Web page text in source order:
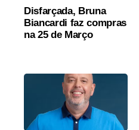
Disfarçada, Bruna
Biancardi faz compras
na 25 de Março